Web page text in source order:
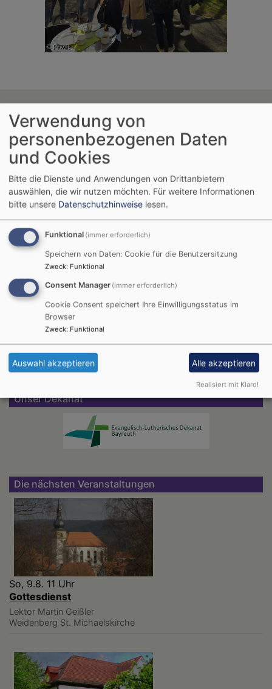
Diakonie Weidenberg
KG Nemmersdorf
KG Warmensteinach
Unser Dekanat
Die nächsten Veranstaltungen
So, 9.8. 11 Uhr
Gottesdienst
Lektor Martin Geißler
Weidenberg St. Michaelskirche
Verwendung von
personenbezogenen Daten
und Cookies
Bitte die Dienste und Anwendungen von Drittanbietern
auswählen, die wir nutzen möchten. Für weitere Informationen
bitte unsere Datenschutzhinweise lesen.
Funktional (immer erforderlich)
Speichern von Daten: Cookie für die Benutzersitzung
Zweck: Funktional
Consent Manager (immer erforderlich)
Cookie Consent speichert Ihre Einwilligungsstatus im
Browser
Zweck: Funktional
Auswahl akzeptieren Alle akzeptieren
Realisiert mit Klaro!